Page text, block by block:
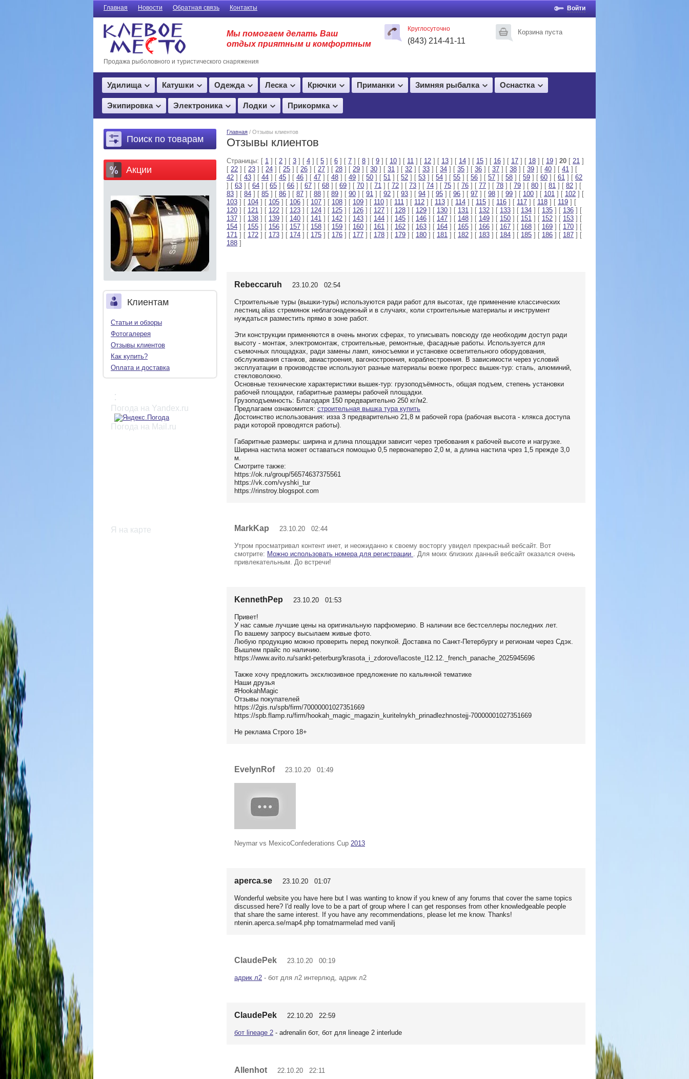
Главная Новости Обратная связь Контакты Войти
Продажа рыболовного и туристического снаряжения
Корзина пуста
Круглосуточно
(843) 214-41-11
Мы помогаем делать Ваш
отдых приятным и комфортным
Удилища Катушки Одежда Леска Крючки Приманки Зимняя рыбалка Оснастка
Экипировка Электроника Лодки Прикормка
Поиск по товарам
Акции
Клиентам
Статьи и обзоры
Фотогалерея
Отзывы клиентов
Как купить?
Оплата и доставка
:
Погода на Yandex.ru
Погода на Mail.ru
Я на карте
Главная / Отзывы клиентов
Отзывы клиентов
Страницы: [ 1 ] [ 2 ] [ 3 ] [ 4 ] [ 5 ] [ 6 ] [ 7 ] [ 8 ] [ 9 ] [ 10 ] [ 11 ] [ 12 ] [ 13 ] [ 14 ] [ 15 ] [ 16 ] [ 17 ] [ 18 ] [ 19 ] 20 [ 21 ]
[ 22 ] [ 23 ] [ 24 ] [ 25 ] [ 26 ] [ 27 ] [ 28 ] [ 29 ] [ 30 ] [ 31 ] [ 32 ] [ 33 ] [ 34 ] [ 35 ] [ 36 ] [ 37 ] [ 38 ] [ 39 ] [ 40 ] [ 41 ] [
42 ] [ 43 ] [ 44 ] [ 45 ] [ 46 ] [ 47 ] [ 48 ] [ 49 ] [ 50 ] [ 51 ] [ 52 ] [ 53 ] [ 54 ] [ 55 ] [ 56 ] [ 57 ] [ 58 ] [ 59 ] [ 60 ] [ 61 ] [ 62
] [ 63 ] [ 64 ] [ 65 ] [ 66 ] [ 67 ] [ 68 ] [ 69 ] [ 70 ] [ 71 ] [ 72 ] [ 73 ] [ 74 ] [ 75 ] [ 76 ] [ 77 ] [ 78 ] [ 79 ] [ 80 ] [ 81 ] [ 82 ] [
83 ] [ 84 ] [ 85 ] [ 86 ] [ 87 ] [ 88 ] [ 89 ] [ 90 ] [ 91 ] [ 92 ] [ 93 ] [ 94 ] [ 95 ] [ 96 ] [ 97 ] [ 98 ] [ 99 ] [ 100 ] [ 101 ] [ 102 ] [
103 ] [ 104 ] [ 105 ] [ 106 ] [ 107 ] [ 108 ] [ 109 ] [ 110 ] [ 111 ] [ 112 ] [ 113 ] [ 114 ] [ 115 ] [ 116 ] [ 117 ] [ 118 ] [ 119 ] [
120 ] [ 121 ] [ 122 ] [ 123 ] [ 124 ] [ 125 ] [ 126 ] [ 127 ] [ 128 ] [ 129 ] [ 130 ] [ 131 ] [ 132 ] [ 133 ] [ 134 ] [ 135 ] [ 136 ] [
137 ] [ 138 ] [ 139 ] [ 140 ] [ 141 ] [ 142 ] [ 143 ] [ 144 ] [ 145 ] [ 146 ] [ 147 ] [ 148 ] [ 149 ] [ 150 ] [ 151 ] [ 152 ] [ 153 ] [
154 ] [ 155 ] [ 156 ] [ 157 ] [ 158 ] [ 159 ] [ 160 ] [ 161 ] [ 162 ] [ 163 ] [ 164 ] [ 165 ] [ 166 ] [ 167 ] [ 168 ] [ 169 ] [ 170 ] [
171 ] [ 172 ] [ 173 ] [ 174 ] [ 175 ] [ 176 ] [ 177 ] [ 178 ] [ 179 ] [ 180 ] [ 181 ] [ 182 ] [ 183 ] [ 184 ] [ 185 ] [ 186 ] [ 187 ] [
188 ]
Rebeccaruh 23.10.20 02:54
Строительные туры (вышки-туры) используются ради работ для высотах, где применение классических
лестниц alias стремянок неблагонадежный и в случаях, коли строительные материалы и инструмент
нуждаться разместить прямо в зоне работ.
Эти конструкции применяются в очень многих сферах, то уписывать повсюду где необходим доступ ради
высоту - монтаж, электромонтаж, строительные, ремонтные, фасадные работы. Используется для
съемочных площадках, ради замены ламп, киносъемки и установке осветительного оборудования,
обслуживания станков, авиастроения, вагоностроения, кораблестроения. В зависимости через условий
эксплуатации в производстве используют разные материалы воеже прогресс вышек-тур: сталь, алюминий,
стекловолокно.
Основные технические характеристики вышек-тур: грузоподъёмность, общая подъем, степень установки
рабочей площадки, габаритные размеры рабочей площадки.
Грузоподъемность: Благодаря 150 предварительно 250 кг/м2.
Предлагаем ознакомится: строительная вышка тура купить
Достоинство использования: изза 3 предварительно 21,8 м рабочей гора (рабочая высота - клякса доступа
ради которой проводятся работы).
Габаритные размеры: ширина и длина площадки зависит через требования к рабочей высоте и нагрузке.
Ширина настила может оставаться помощью 0,5 первонаперво 2,0 м, а длина настила чрез 1,5 прежде 3,0
м.
Смотрите также:
https://ok.ru/group/56574637375561
https://vk.com/vyshki_tur
https://rinstroy.blogspot.com
MarkKap 23.10.20 02:44
Утром просматривал контент инет, и неожиданно к своему восторгу увидел прекрасный вебсайт. Вот
смотрите: Можно использовать номера для регистрации
. Для моих близких данный вебсайт оказался очень
привлекательным. До встречи!
KennethPep 23.10.20 01:53
Привет!
У нас самые лучшие цены на оригинальную парфюмерию. В наличии все бестселлеры последних лет.
По вашему запросу высылаем живые фото.
Любую продукцию можно проверить перед покупкой. Доставка по Санкт-Петербургу и регионам через Сдэк.
Вышлем прайс по наличию.
https://www.avito.ru/sankt-peterburg/krasota_i_zdorove/lacoste_l12.12._french_panache_2025945696
Также хочу предложить эксклюзивное предложение по кальянной тематике
Наши друзья
#HookahMagic
Отзывы покупателей
https://2gis.ru/spb/firm/70000001027351669
https://spb.flamp.ru/firm/hookah_magic_magazin_kuritelnykh_prinadlezhnostejj-70000001027351669
Не реклама Строго 18+
EvelynRof23.10.20 01:49
Neymar vs MexicoConfederations Cup 2013
aperca.se 23.10.20 01:07
Wonderful website you have here but I was wanting to know if you knew of any forums that cover the same topics
discussed here? I'd really love to be a part of group where I can get responses from other knowledgeable people
that share the same interest. If you have any recommendations, please let me know. Thanks!
ntenin.aperca.se/map4.php tomatmarmelad med vanilj
ClaudePek 23.10.20 00:19
адрик л2 - бот для л2 интерлюд, адрик л2
ClaudePek 22.10.20 22:59
бот lineage 2 - adrenalin бот, бот для lineage 2 interlude
Allenhot 22.10.20 22:11